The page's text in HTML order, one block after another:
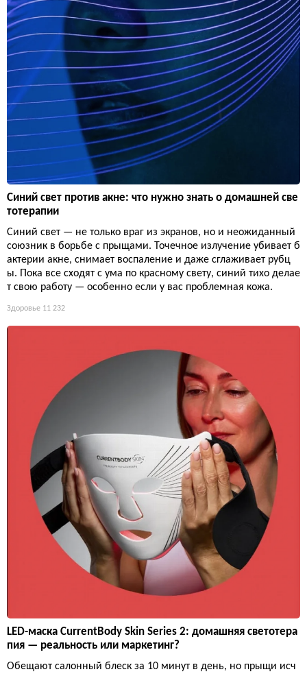
Синий свет против акне: что нужно знать о домашней све
тотерапии
Синий свет — не только враг из экранов, но и неожиданный
союзник в борьбе с прыщами. Точечное излучение убивает б
актерии акне, снимает воспаление и даже сглаживает рубц
ы. Пока все сходят с ума по красному свету, синий тихо делае
т свою работу — особенно если у вас проблемная кожа.
Здоровье 11 232
LED-маска CurrentBody Skin Series 2: домашняя светотера
пия — реальность или маркетинг?
Обещают салонный блеск за 10 минут в день, но прыщи исч